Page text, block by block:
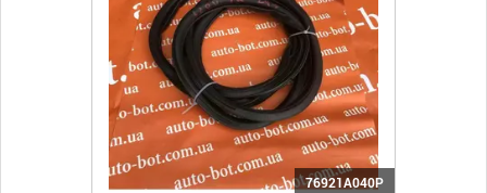
76921A040P